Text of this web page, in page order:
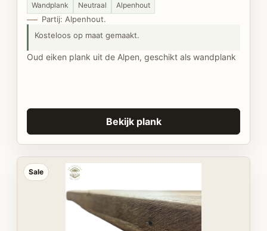
Wandplank Neutraal Alpenhout
Partij: Alpenhout.
Kosteloos op maat gemaakt.
Oud eiken plank uit de Alpen, geschikt als wandplank
Bekijk plank
Sale